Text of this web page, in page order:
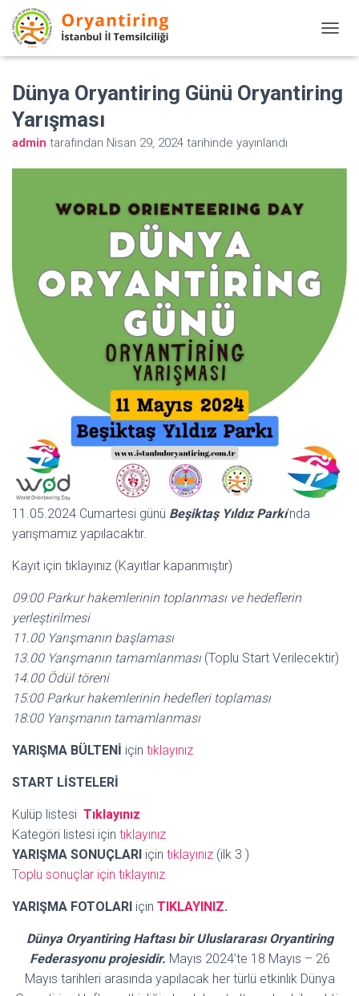
E
Ü
Dünya Oryantiring Günü Oryantiring
Yarışması
admin tarafından Nisan 29, 2024 tarihinde yayınlandı
11.05.2024 Cumartesi günü Beşiktaş Yıldız Parkı‘nda
yarışmamız yapılacaktır.
Kayıt için tıklayınız (Kayıtlar kapanmıştır)
09:00 Parkur hakemlerinin toplanması ve hedeflerin
yerleştirilmesi
11.00 Yarışmanın başlaması
13.00 Yarışmanın tamamlanması(Toplu Start Verilecektir)
14.00 Ödül töreni
15:00 Parkur hakemlerinin hedefleri toplaması
18:00 Yarışmanın tamamlanması
YARIŞMA BÜLTENİ için tıklayınız
START LİSTELERİ
Kulüp listesi Tıklayınız
Kategöri listesi için tıklayınız
YARIŞMA SONUÇLARI için tıklayınız (ilk 3 )
Toplu sonuçlar için tıklayınız
YARIŞMA FOTOLARI için TIKLAYINIZ.
Dünya Oryantiring Haftası bir Uluslararası Oryantiring
Federasyonu projesidir. Mayıs 2024’te 18 Mayıs – 26
Mayıs tarihleri ​​arasında yapılacak her türlü etkinlik Dünya